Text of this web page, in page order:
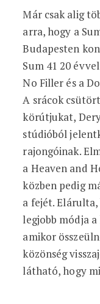
Már csak alig
arra, hogy a
Budapesten
Sum 41 20
No Filler és a
A srácok
körútjukat,
stúdióból
rajongóinak.
a Heaven and
közben pedig
a fejét.
legjobb módja
amikor
közönség
látható, hogy